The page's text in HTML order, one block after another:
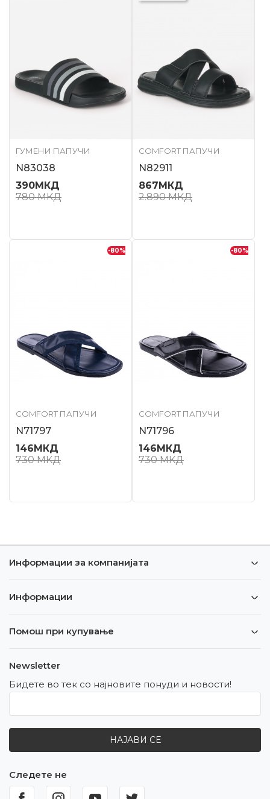
ГУМЕНИ ПАПУЧИ
N83038
390МКД
780МКД
COMFORT ПАПУЧИ
N82911
867МКД
2.890МКД
-80%
COMFORT ПАПУЧИ
N71797
146 МКД
730МКД
-80%
COMFORT ПАПУЧИ
N71796
146 МКД
730МКД
Информации за компанијата
Информации
Помош при купување
Newsletter
Бидете во тек со најновите понуди и новости!
НАЈАВИ СЕ
Следете не